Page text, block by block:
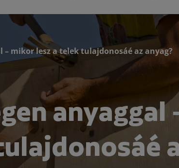
– mikor lesz a telek tulajdonosáé az anyag?
anyaggal